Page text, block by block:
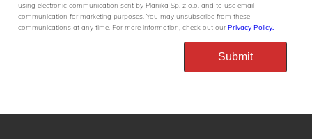
using electronic communication sent by Planika Sp. z o.o. and to use email
communication for marketing purposes. You may unsubscribe from these
communications at any time. For more information, check out our Privacy Policy.